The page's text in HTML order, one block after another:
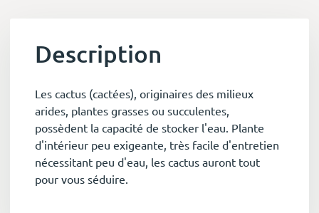
Description
Les cactus (cactées), originaires des milieux
arides, plantes grasses ou succulentes,
possèdent la capacité de stocker l'eau. Plante
d'intérieur peu exigeante, très facile d'entretien
nécessitant peu d'eau, les cactus auront tout
pour vous séduire.